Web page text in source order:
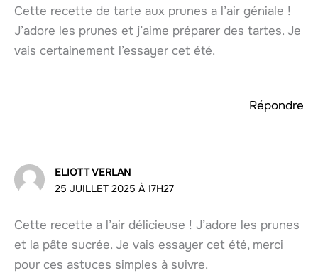
Cette recette de tarte aux prunes a l’air géniale !
J’adore les prunes et j’aime préparer des tartes. Je
vais certainement l’essayer cet été.
Répondre
ELIOTT VERLAN
25 JUILLET 2025 À 17H27
Cette recette a l’air délicieuse ! J’adore les prunes
et la pâte sucrée. Je vais essayer cet été, merci
pour ces astuces simples à suivre.